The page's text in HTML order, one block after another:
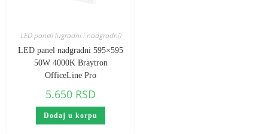
LED paneli (ugradni i nadgradni)
LED panel nadgradni 595×595
50W 4000K Braytron
OfficeLine Pro
5.650 RSD
Dodaj u korpu